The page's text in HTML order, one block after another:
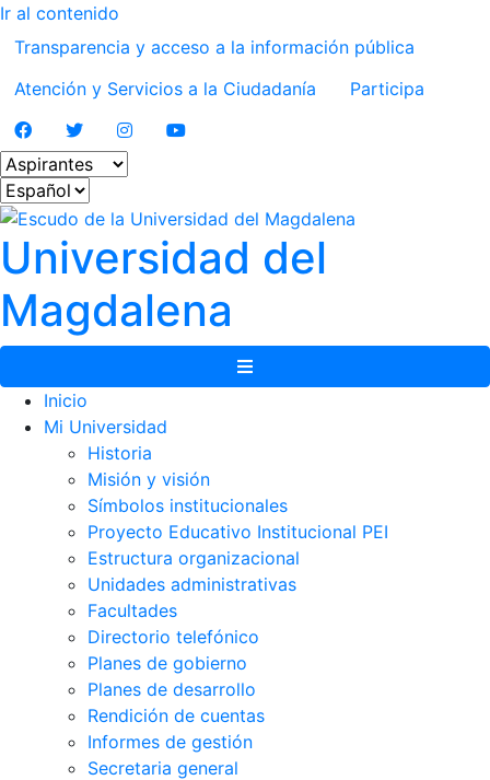
Ir al contenido
Transparencia y acceso a la información pública
Atención y Servicios a la Ciudadanía
Participa
FacebookTwitterInstagramYoutube
Seleccionar estamento
Seleccionar idioma
Universidad del
Magdalena
Menú de navegación
Inicio
Mi Universidad
Historia
Misión y visión
Símbolos institucionales
Proyecto Educativo Institucional PEI
Estructura organizacional
Unidades administrativas
Facultades
Directorio telefónico
Planes de gobierno
Planes de desarrollo
Rendición de cuentas
Informes de gestión
Secretaria general